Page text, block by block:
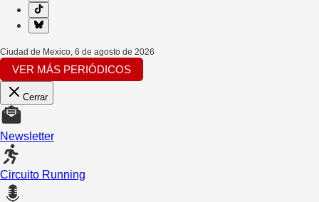
Ciudad de Mexico, 6 de agosto de 2026
VER MÁS PERIÓDICOS
Cerrar
Newsletter
Circuito Running